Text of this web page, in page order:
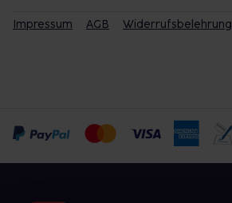
Impressum AGB Widerrufsbelehrung